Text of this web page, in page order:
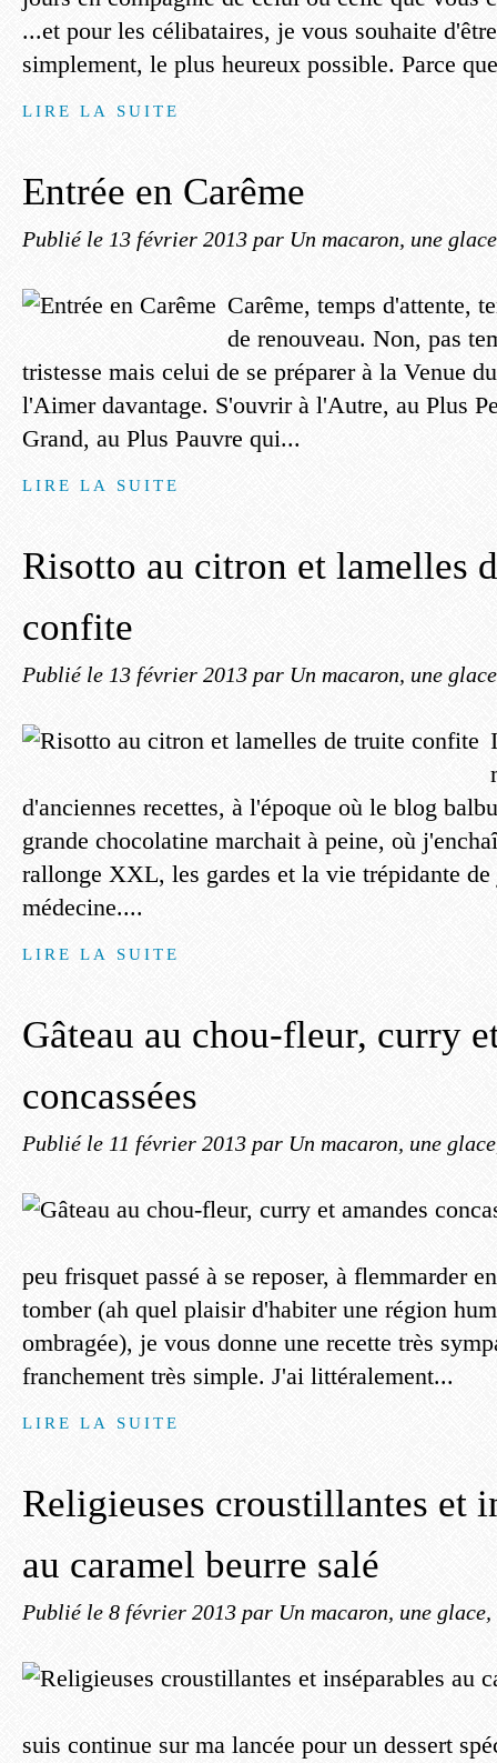
...et pour les célibataires, je vous souhaite
simplement, le plus heureux possible. Parce
LIRE LA SUITE
Entrée en Carême
Publié le 13 février 2013 par Un macaron, une
Carême, temps d'attente,
de renouveau. Non, pas
tristesse mais celui de se préparer à la Venue
l'Aimer davantage. S'ouvrir à l'Autre, au Plus
Grand, au Plus Pauvre qui...
LIRE LA SUITE
Risotto au citron et lamelles
confite
Publié le 13 février 2013 par Un macaron, une
d'anciennes recettes, à l'époque où le blog
grande chocolatine marchait à peine, où
rallonge XXL, les gardes et la vie trépidante de
médecine....
LIRE LA SUITE
Gâteau au chou-fleur, curry
concassées
Publié le 11 février 2013 par Un macaron, une
peu frisquet passé à se reposer, à flemmarder
tomber (ah quel plaisir d'habiter une région
ombragée), je vous donne une recette très
franchement très simple. J'ai littéralement...
LIRE LA SUITE
Religieuses croustillantes et
au caramel beurre salé
Publié le 8 février 2013 par Un macaron, une
suis continue sur ma lancée pour un dessert